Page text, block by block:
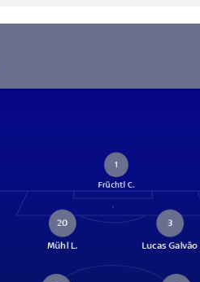
1
Früchtl C.
20
Mühl L.
3
Lucas Galvão